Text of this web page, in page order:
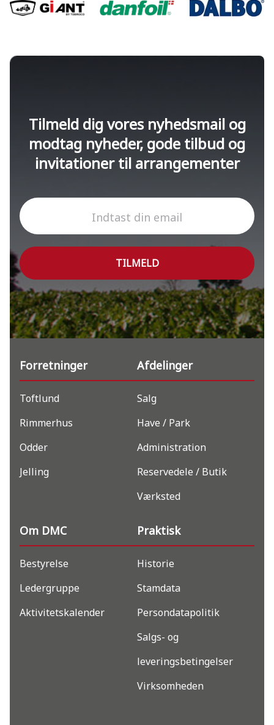
Tilmeld dig vores nyhedsmail og
modtag nyheder, gode tilbud og
invitationer til arrangementer
Indtast din email
TILMELD
Forretninger
Toftlund
Rimmerhus
Odder
Jelling
Afdelinger
Salg
Have / Park
Administration
Reservedele / Butik
Værksted
Om DMC
Bestyrelse
Ledergruppe
Aktivitetskalender
Praktisk
Historie
Stamdata
Persondatapolitik
Salgs- og
leveringsbetingelser
Virksomheden